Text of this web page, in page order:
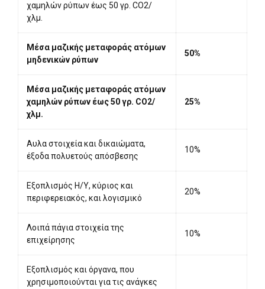
χαμηλών ρύπων έως 50 γρ. CO2/
χλμ.
Μέσα μαζικής μεταφοράς ατόμων
μηδενικών ρύπων
50%
Μέσα μαζικής μεταφοράς ατόμων
χαμηλών ρύπων έως 50 γρ. CO2/
χλμ.
25%
Αυλα στοιχεία και δικαιώματα,
έξοδα πολυετούς απόσβεσης
10%
Εξοπλισμός Η/Υ, κύριος και
περιφερειακός, και λογισμικό
20%
Λοιπά πάγια στοιχεία της
επιχείρησης
10%
Εξοπλισμός και όργανα, που
χρησιμοποιούνται για τις ανάγκες